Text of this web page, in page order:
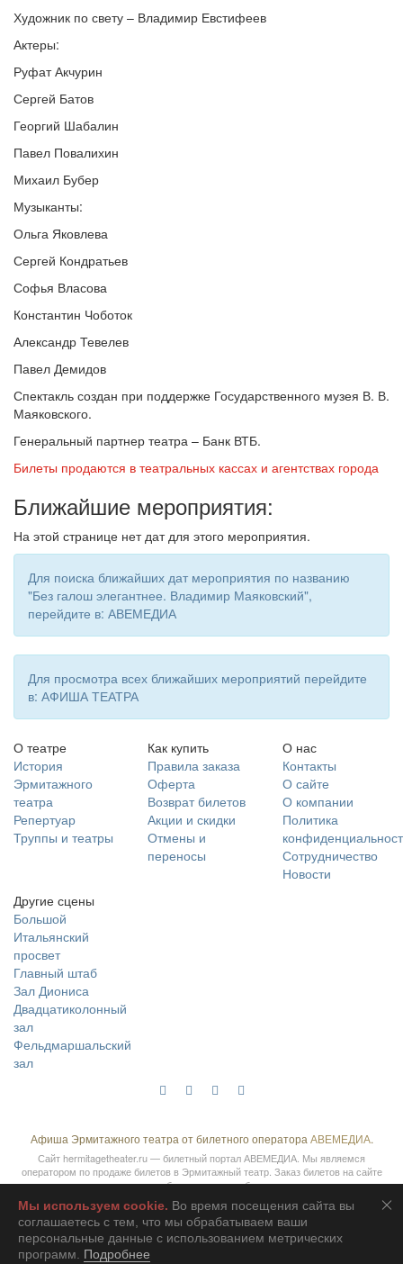
Художник по свету ­– Владимир Евстифеев
Актеры:
Руфат Акчурин
Сергей Батов
Георгий Шабалин
Павел Повалихин
Михаил Бубер
Музыканты:
Ольга Яковлева
Сергей Кондратьев
Софья Власова
Константин Чоботок
Александр Тевелев
Павел Демидов
Спектакль создан при поддержке Государственного музея В. В.
Маяковского.
Генеральный партнер театра – Банк ВТБ.
Билеты продаются в театральных кассах и агентствах города
Ближайшие мероприятия:
На этой странице нет дат для этого мероприятия.
Для поиска ближайших дат мероприятия по названию
"Без галош элегантнее. Владимир Маяковский",
перейдите в: АВЕМЕДИА
Для просмотра всех ближайших мероприятий перейдите
в: АФИША ТЕАТРА
О театре
История
Эрмитажного
театра
Репертуар
Труппы и театры
Как купить
Правила заказа
Оферта
Возврат билетов
Акции и скидки
Отмены и
переносы
О нас
Контакты
О сайте
О компании
Политика
Сотрудничество
Новости
Другие сцены
Большой
Итальянский
просвет
Главный штаб
Зал Диониса
Двадцатиколонный
зал
Фельдмаршальский
зал
Афиша Эрмитажного театра от билетного оператора АВЕМЕДИА.
Сайтhermitagetheater.ru— билетный портал АВЕМЕДИА. Мы являемся
оператором по продаже билетов в Эрмитажный театр. Заказ билетов на сайте
осуществляется без сервисного сбора и наценок.
2026 © АВЕМЕДИА
Мы используем сookie. Во время посещения сайта вы
соглашаетесь с тем, что мы обрабатываем ваши
персональные данные с использованием метрических
программ. Подробнее